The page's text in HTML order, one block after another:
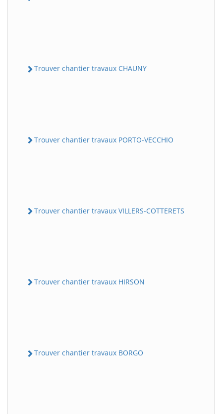
Trouver chantier travaux CHAUNY
Trouver chantier travaux PORTO-VECCHIO
Trouver chantier travaux VILLERS-COTTERETS
Trouver chantier travaux HIRSON
Trouver chantier travaux BORGO